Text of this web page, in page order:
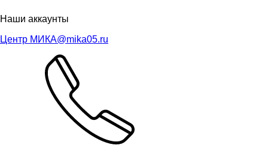
Наши аккаунты
Центр МИКА@mika05.ru